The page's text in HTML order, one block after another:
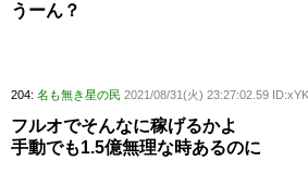
うーん？
204: 名も無き星の民 2021/08/31(火) 23:27:02.59
フルオでそんなに稼げるかよ
手動でも1.5億無理な時あるのに